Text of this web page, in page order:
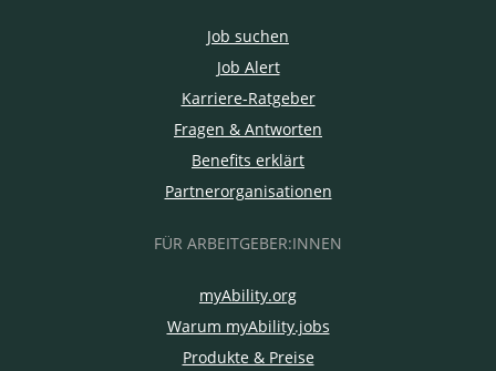
Job suchen
Job Alert
Karriere-Ratgeber
Fragen & Antworten
Benefits erklärt
Partnerorganisationen
FÜR ARBEITGEBER:INNEN
myAbility.org
Warum myAbility.jobs
Produkte & Preise